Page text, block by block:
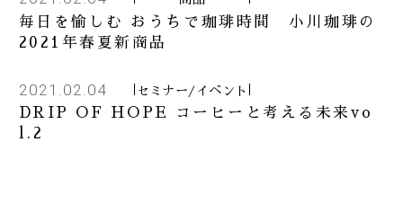
毎日を愉しむ おうちで珈琲時間 小川珈琲の
2021年春夏新商品
2021.02.04 セミナー/イベント
DRIP OF HOPE コーヒーと考える未来vo
l.2